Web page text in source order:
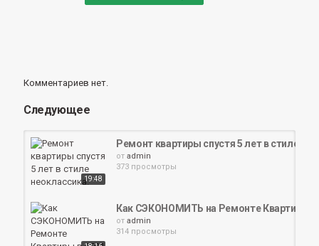
Комментариев нет.
Следующее
19:48
Ремонт квартиры спустя 5 лет в стиле
от admin
373 просмотры
Как СЭКОНОМИТЬ на Ремонте Квартиры в
от admin
314 просмотры